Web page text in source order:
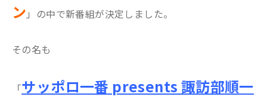
ン 」の中で新番組が決定しました。
その名も
「サッポロ一番 presents 諏訪部順一